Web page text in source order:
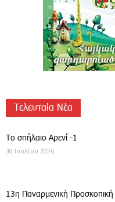
Τελευταία Νέα
Το σπήλαιο Αρενί -1
30 Ιουλίου 2026
13η Παναρμενική